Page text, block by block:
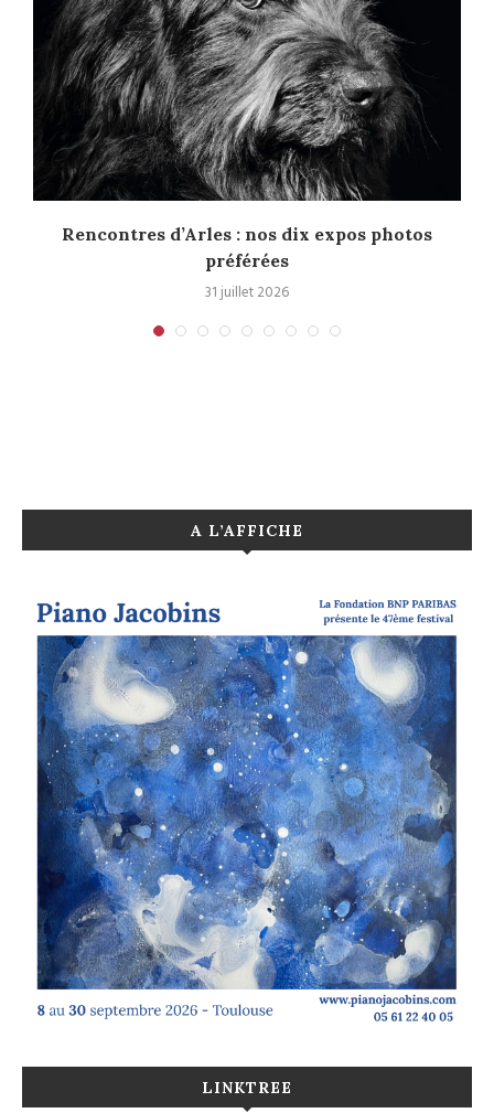
Rencontres d’Arles : nos dix expos photos
préférées
31 juillet 2026
A L’AFFICHE
LINKTREE